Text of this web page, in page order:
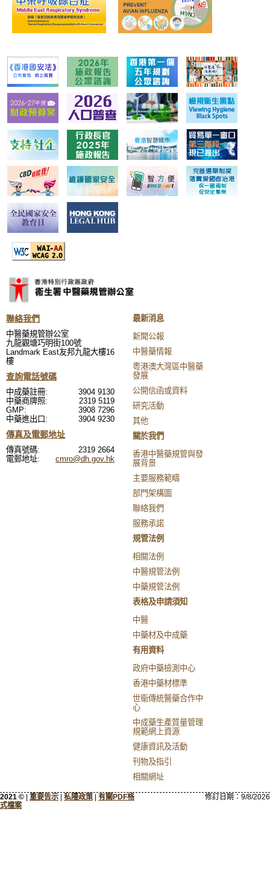
聯絡我們
中醫藥規管辦公室
九龍觀塘巧明街100號
Landmark East友邦九龍大樓16
樓
查詢電話號碼
中成藥註冊:
3904 9130
中藥商牌照:
2319 5119
GMP:
3908 7296
中藥進出口:
3904 9230
傳真及電郵地址
傳真號碼:
2319 2664
電郵地址:
cmro@dh.gov.hk
最新消息
新聞公報
中醫藥情報
粵港澳大灣區中醫藥
發展
公開信函或資料
研究活動
其他
關於我們
香港中醫藥規管與發
展背景
主要服務範疇
部門架構圖
聯絡我們
服務承諾
規管法例
相關法例
中醫規管法例
中藥規管法例
表格及申請須知
中醫
中藥材及中成藥
有用資料
政府中藥檢測中心
香港中藥材標準
世衞傳統醫藥合作中
心
中成藥生產質量管理
規範網上資源
健康資訊及活動
刊物及指引
相關網址
2021 © | 重要告示 | 私隱政策 | 有關PDF格
式檔案
修訂日期： 9/8/2026